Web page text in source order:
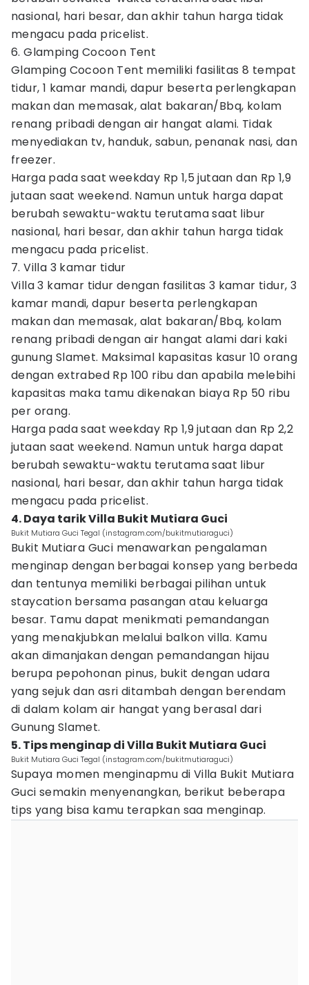
nasional, hari besar, dan akhir tahun harga tidak
mengacu pada pricelist.
6. Glamping Cocoon Tent
Glamping Cocoon Tent memiliki fasilitas 8 tempat
tidur, 1 kamar mandi, dapur beserta perlengkapan
makan dan memasak, alat bakaran/Bbq, kolam
renang pribadi dengan air hangat alami. Tidak
menyediakan tv, handuk, sabun, penanak nasi, dan
freezer.
Harga pada saat weekday Rp 1,5 jutaan dan Rp 1,9
jutaan saat weekend. Namun untuk harga dapat
berubah sewaktu-waktu terutama saat libur
nasional, hari besar, dan akhir tahun harga tidak
mengacu pada pricelist.
7. Villa 3 kamar tidur
Villa 3 kamar tidur dengan fasilitas 3 kamar tidur, 3
kamar mandi, dapur beserta perlengkapan
makan dan memasak, alat bakaran/Bbq, kolam
renang pribadi dengan air hangat alami dari kaki
gunung Slamet. Maksimal kapasitas kasur 10 orang
dengan extrabed Rp 100 ribu dan apabila melebihi
kapasitas maka tamu dikenakan biaya Rp 50 ribu
per orang.
Harga pada saat weekday Rp 1,9 jutaan dan Rp 2,2
jutaan saat weekend. Namun untuk harga dapat
berubah sewaktu-waktu terutama saat libur
nasional, hari besar, dan akhir tahun harga tidak
mengacu pada pricelist.
4. Daya tarik Villa Bukit Mutiara Guci
Bukit Mutiara Guci Tegal (instagram.com/bukitmutiaraguci)
Bukit Mutiara Guci menawarkan pengalaman
menginap dengan berbagai konsep yang berbeda
dan tentunya memiliki berbagai pilihan untuk
staycation bersama pasangan atau keluarga
besar. Tamu dapat menikmati pemandangan
yang menakjubkan melalui balkon villa. Kamu
akan dimanjakan dengan pemandangan hijau
berupa pepohonan pinus, bukit dengan udara
yang sejuk dan asri ditambah dengan berendam
di dalam kolam air hangat yang berasal dari
Gunung Slamet.
5. Tips menginap di Villa Bukit Mutiara Guci
Bukit Mutiara Guci Tegal (instagram.com/bukitmutiaraguci)
Supaya momen menginapmu di Villa Bukit Mutiara
Guci semakin menyenangkan, berikut beberapa
tips yang bisa kamu terapkan saa menginap.